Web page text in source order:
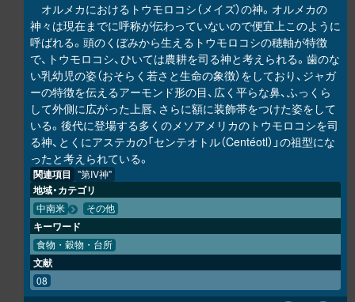
オルメカにおけるトウモロコシ（メイズ）の神。オルメカの
神々は現在までに呼称が伝わっていないので便宜上このように
呼ばれる。頭のくぼみから生えるトウモロコシの穂軸が特徴
で、トウモロコシ、ひいては農耕を司る神と考えられる。歯のな
い乳幼児の姿（おそらく若さと生命の象徴）をしており、ジャガ
ーの特徴を伝えるアーモンド形の目、広く平らな鼻、ふっくら
して外側に広がった上唇、さらに額に装飾帯をつけた姿をして
いる。後代に登場する多くのメソアメリカのトウモロコシを司
る神、とくにアステカの「センテオトル（Centéotl）」の祖型にな
ったと考えられている。
関連項目 "第IV神"
地域・カテゴリ
中南米 その他
キーワード
食物・穀物・台所
文献
08